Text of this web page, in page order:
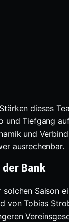
dieses
und Tiefgang
und
ausrechenbar.
Bank
solchen Saison
von Tobias